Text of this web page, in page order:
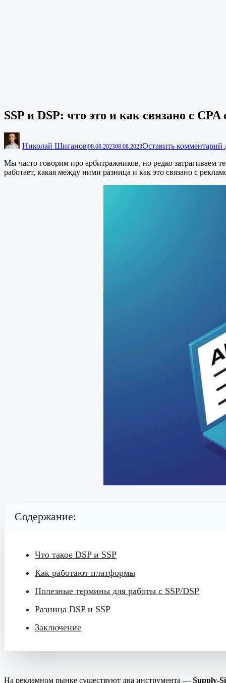
SSP и DSP: что это и как связано с CPA
Николай Шиганов 08.08.202308.08.2023Оставить комментарий
Мы часто говорим про арбитражников, но редко затрагиваем
работает, какая между ними разница и как это связано с
Содержание:
Что такое DSP и SSP
Как работают платформы
Полезные термины для работы с SSP/DSP
Разница DSP и SSP
Заключение
На рекламном рынке существуют два инструмента — Supply-